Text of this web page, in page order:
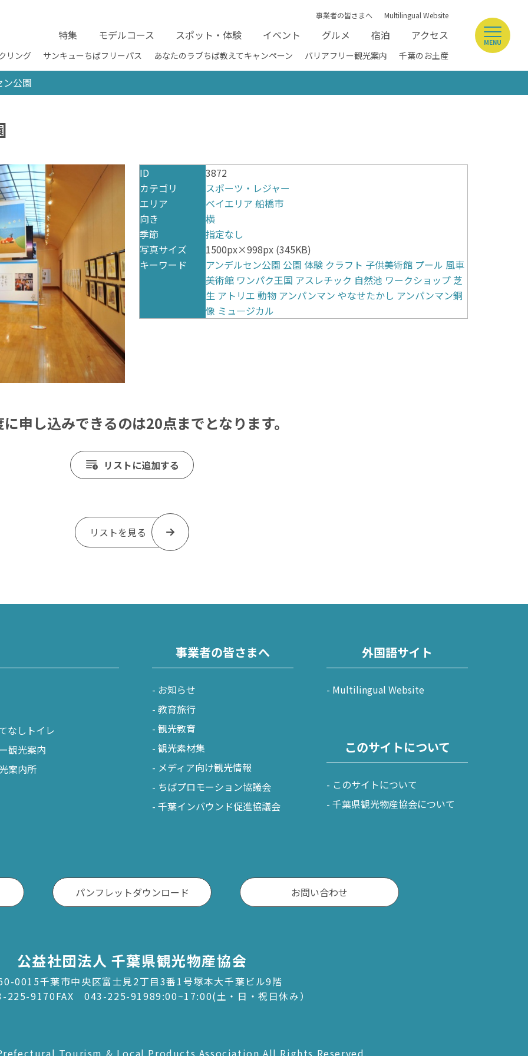
事業者の皆さまへ Multilingual Website
特集 モデルコース スポット・体験 イベント グルメ 宿泊 アクセス
リング サンキューちばフリーパス あなたのラブちば教えてキャンペーン バリアフリー観光案内 千葉のお土産
MENU
ン公園
ID
3872
カテゴリ
スポーツ・レジャー
エリア
ベイエリア 船橋市
向き
横
季節
指定なし
写真サイズ
1500px×998px (345KB)
キーワード
アンデルセン公園 公園 体験 クラフト 子供美術館 プール 風車
美術館 ワンパク王国 アスレチック 自然池 ワークショップ 芝
生 アトリエ 動物 アンパンマン やなせたかし アンパンマン銅
像 ミュ―ジカル
申し込みできるのは20点までとなります。
リストに追加する
リストを見る
なしトイレ
観光案内
案内所
事業者の皆さまへ
お知らせ
教育旅行
観光教育
観光素材集
メディア向け観光情報
ちばプロモーション協議会
千葉インバウンド促進協議会
外国語サイト
Multilingual Website
このサイトについて
このサイトについて
千葉県観光物産協会について
パンフレットダウンロード お問い合わせ
公益社団法人 千葉県観光物産協会
0015千葉市中央区富士見2丁目3番1号塚本大千葉ビル9階
225-9170FAX 043-225-91989:00~17:00(土・日・祝日休み）
Tourism & Local Products Association All Rights Reserved.